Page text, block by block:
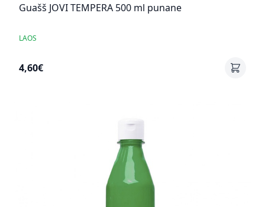
Guašš JOVI TEMPERA 500 ml punane
LAOS
4,60€